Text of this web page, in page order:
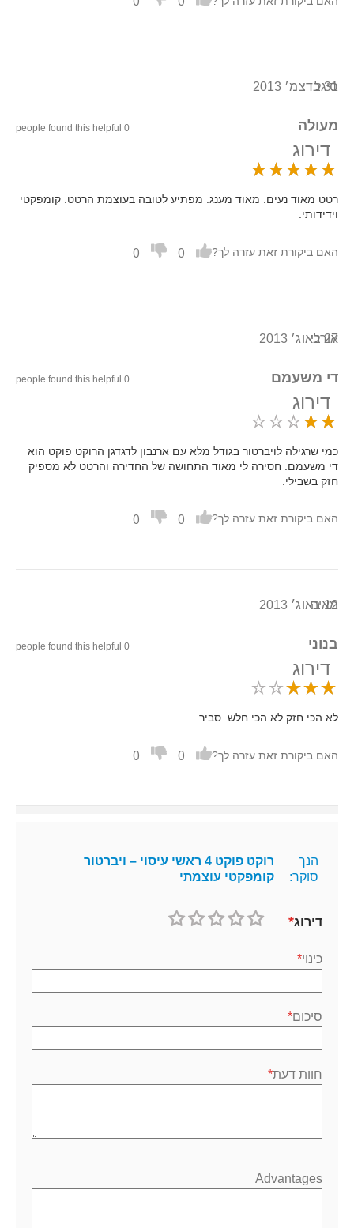
סיגל
31 בדצמ׳ 2013
מעולה 0 people found this helpful
דירוג
רטט מאוד נעים. מאוד מענג. מפתיע לטובה בעוצמת הרטט. קומפקטי
וידידותי.
האם ביקורת זאת עזרה לך? 0
0
אורלי
27 באוג׳ 2013
די משעמם 0 people found this helpful
דירוג
כמי שרגילה לויברטור בגודל מלא עם ארנבון לדגדגן הרוקט פוקט הוא
די משעמם. חסירה לי מאוד התחושה של החדירה והרטט לא מספיק
חזק בשבילי.
האם ביקורת זאת עזרה לך? 0
0
מאיה
12 באוג׳ 2013
בנוני 0 people found this helpful
דירוג
לא הכי חזק לא הכי חלש. סביר.
האם ביקורת זאת עזרה לך? 0
0
הנך
סוקר:
רוקט פוקט 4 ראשי עיסוי – ויברטור
קומפקטי עוצמתי
דירוג
כינוי
סיכום
חוות דעת
Advantages